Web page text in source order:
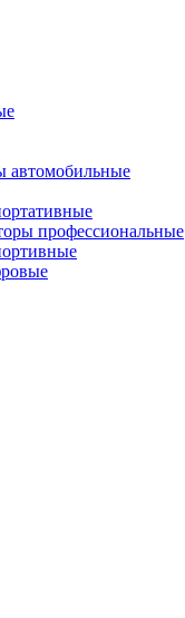
автомобильные
профессиональные